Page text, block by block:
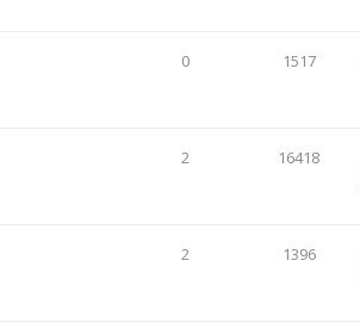
0 1517
2 16418
2 1396